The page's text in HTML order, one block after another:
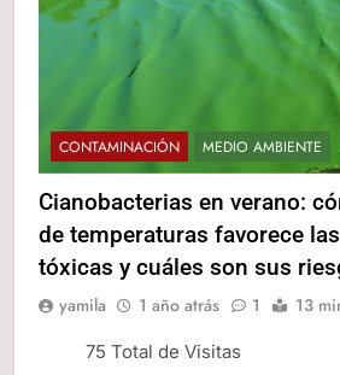
CONTAMINACIÓN MEDIO AMBIENTE
Cianobacterias en verano:
de temperaturas favorece
tóxicas y cuáles son sus
yamila 1 año atrás 1 13
75 Total de Visitas